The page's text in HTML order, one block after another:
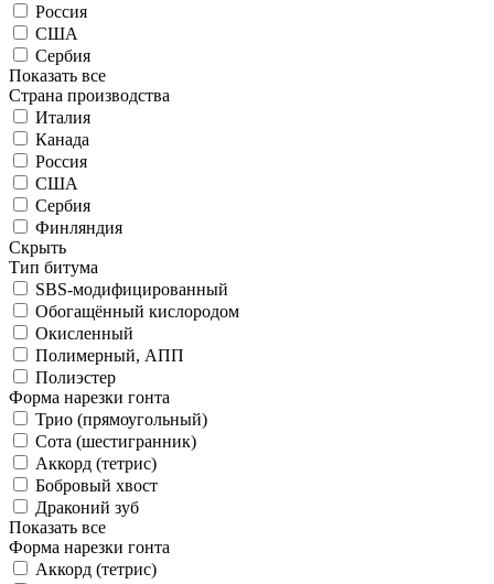
Россия
США
Сербия
Показать все
Страна производства
Италия
Канада
Россия
США
Сербия
Финляндия
Скрыть
Тип битума
SBS-модифицированный
Обогащённый кислородом
Окисленный
Полимерный, АПП
Полиэстер
Форма нарезки гонта
Трио (прямоугольный)
Сота (шестигранник)
Аккорд (тетрис)
Бобровый хвост
Драконий зуб
Показать все
Форма нарезки гонта
Аккорд (тетрис)